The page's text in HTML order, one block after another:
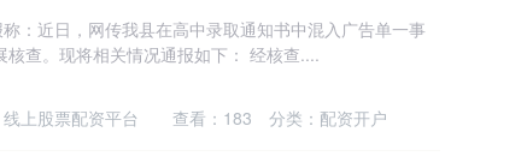
：近日，网传我县在高中录取通知书中混入广告单一事
查。现将相关情况通报如下： 经核查....
上股票配资平台 查看： 183 分类： 配资开户